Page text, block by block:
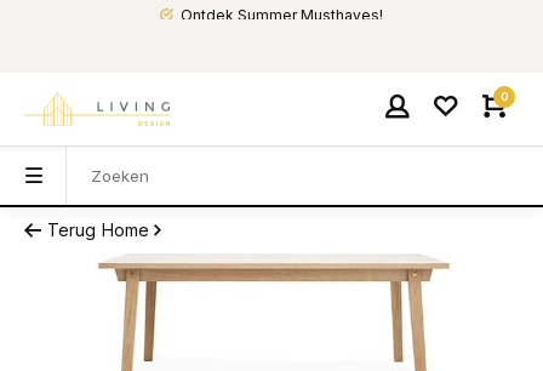
Ontdek Summer Musthaves!
0
Terug Home